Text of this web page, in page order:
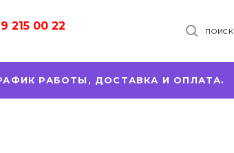
215 00 22
ПОИСК
РАБОТЫ, ДОСТАВКА И ОПЛАТА.